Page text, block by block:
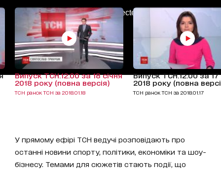
AdBlockDetected!
Випуск ТСН.12:00 за 18 січня
2018 року (повна версія)
ТСН ранок ТСН за 2018.01.18
Випуск ТСН.12:00 за 17
2018 року (повна
ТСН ранок ТСН за 2018.01.17
У прямому ефірі ТСН ведучі розповідають про
останні новини спорту, політики, економіки та шоу-
бізнесу. Темами для сюжетів стають події, що